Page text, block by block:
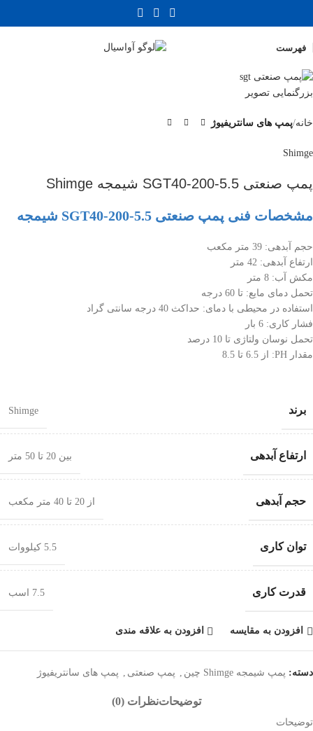
فهرست
بزرگنمایی تصویر
خانه پمپ های سانتریفیوژ
Shimge
پمپ صنعتی SGT40-200-5.5 شیمجه Shimge
مشخصات فنی پمپ صنعتی SGT40-200-5.5 شیمجه
حجم آبدهی: 39 متر مکعب
ارتفاع آبدهی: 42 متر
مکش آب: 8 متر
تحمل دمای مایع: تا 60 درجه
استفاده در محیطی با دمای: حداکث 40 درجه سانتی گراد
فشار کاری: 6 بار
تحمل نوسان ولتاژی تا 10 درصد
مقدار PH: از 6.5 تا 8.5
برند Shimge
ارتفاع آبدهی بین 20 تا 50 متر
حجم آبدهی از 20 تا 40 متر مکعب
توان کاری 5.5 کیلووات
قدرت کاری 7.5 اسب
افزودن به مقایسه افزودن به علاقه مندی
دسته: پمپ شیمجه Shimge چین پمپ صنعتی پمپ های سانتریفیوژ
توضیحاتنظرات (0)
توضیحات